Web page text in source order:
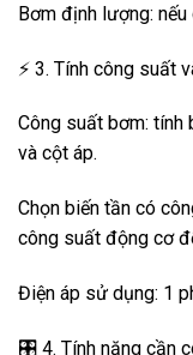
Bơm định lượng:
⚡ 3. Tính công suất
Công suất bơm:
và cột áp.
Chọn biến tần có
công suất động cơ
Điện áp sử dụng: 1
🎛️ 4. Tính năng cần